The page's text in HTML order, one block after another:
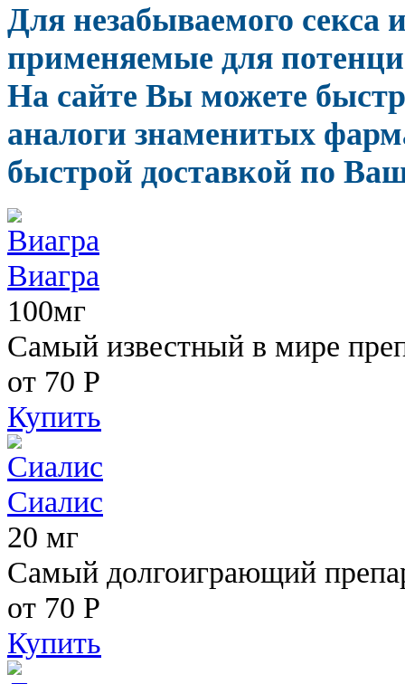
Для незабываемого секса
применяемые для
На сайте Вы можете
аналоги знаменитых
быстрой доставкой по
Виагра
100мг
Самый известный в мире
от 70 Р
Купить
Сиалис
20 мг
Самый долгоиграющий
от 70 Р
Купить